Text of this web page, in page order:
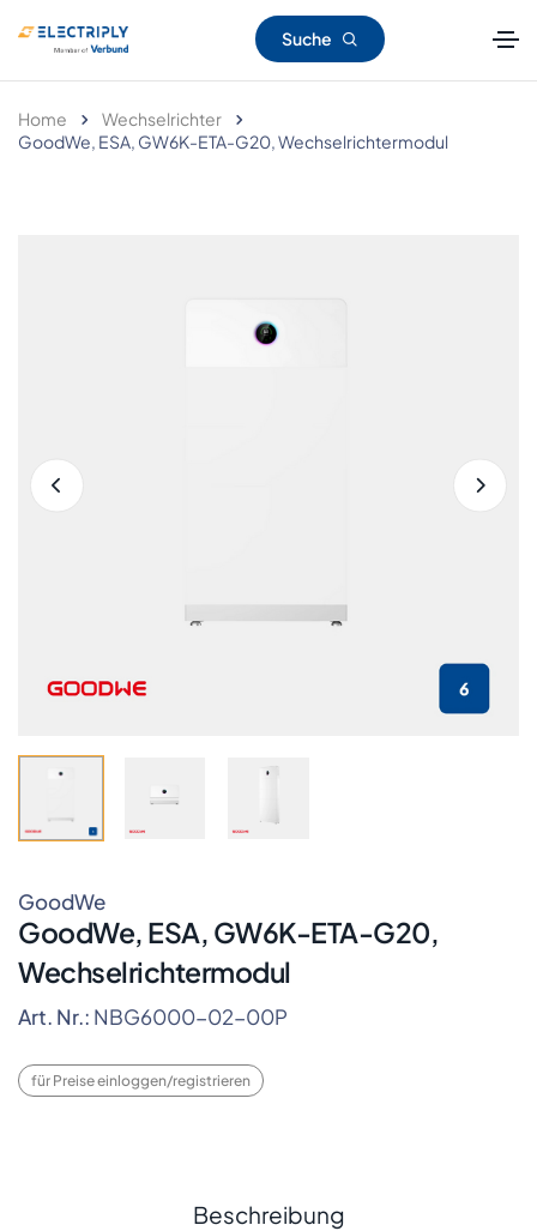
Suche
Home
Wechselrichter
GoodWe, ESA, GW6K-ETA-G20, Wechselrichtermodul
GoodWe
GoodWe, ESA, GW6K-ETA-G20,
Wechselrichtermodul
Art. Nr.: NBG6000-02-00P
für Preise einloggen/registrieren
Beschreibung